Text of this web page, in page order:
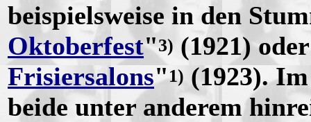
beispielsweise in den
Oktoberfest"3) (1921)
Frisiersalons"1) (1923).
beide unter anderem